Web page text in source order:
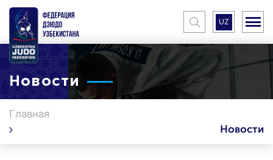
UZ
Новости
Главная
Новости